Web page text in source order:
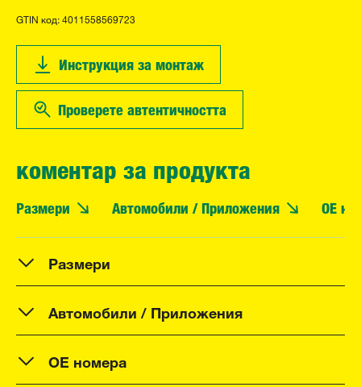
GTIN код: 4011558569723
Инструкция за монтаж
Проверете автентичността
коментар за продукта
Размери Автомобили / Приложения OE
Размери
Автомобили / Приложения
OE номера